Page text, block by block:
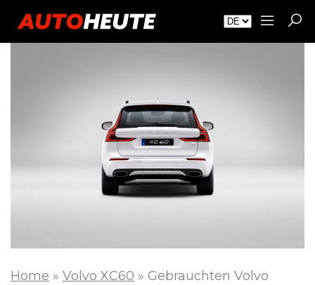
Home » Volvo XC60 » Gebrauchten Volvo